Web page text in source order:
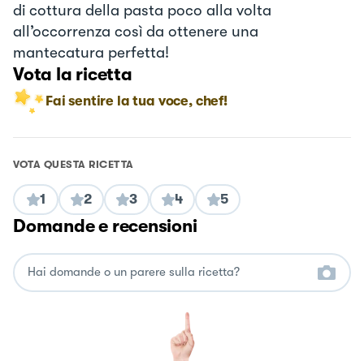
di cottura della pasta poco alla volta
all’occorrenza così da ottenere una
mantecatura perfetta!
Vota la ricetta
Fai sentire la tua voce, chef!
VOTA QUESTA RICETTA
1 2 3 4 5
Domande e recensioni